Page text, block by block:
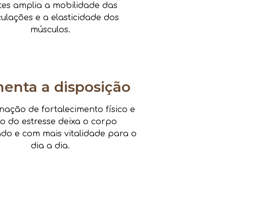
amplia a mobilidade das
e a elasticidade dos
músculos.
a disposição
de fortalecimento físico e
do estresse deixa o corpo
e com mais vitalidade para o
dia a dia.